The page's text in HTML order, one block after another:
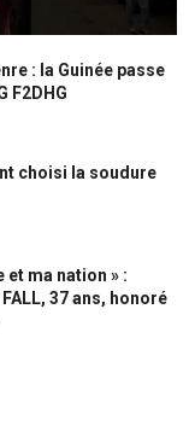
: la Guinée passe
F2DHG
choisi la soudure
ma nation » :
37 ans, honoré